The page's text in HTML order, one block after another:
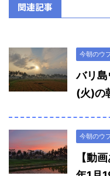
関連記事
今朝のウ
バリ
(火)の
今朝のウ
【動